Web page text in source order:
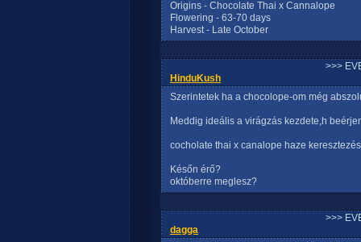
Origins - Chocolate Thai x Cannalope
Flowering - 63-70 days
Harvest - Late October
>>>
HinduKush
Szerintetek ha a chocolope-om még
Meddig ideális a virágzás kezdete,h
cocholate thai x canalope haze
Későn érő?
októberre meglesz?
>>>
dagga